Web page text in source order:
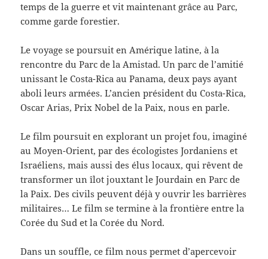
temps de la guerre et vit maintenant grâce au Parc,
comme garde forestier.
Le voyage se poursuit en Amérique latine, à la
rencontre du Parc de la Amistad. Un parc de l’amitié
unissant le Costa-Rica au Panama, deux pays ayant
aboli leurs armées. L’ancien président du Costa-Rica,
Oscar Arias, Prix Nobel de la Paix, nous en parle.
Le film poursuit en explorant un projet fou, imaginé
au Moyen-Orient, par des écologistes Jordaniens et
Israéliens, mais aussi des élus locaux, qui rêvent de
transformer un îlot jouxtant le Jourdain en Parc de
la Paix. Des civils peuvent déjà y ouvrir les barrières
militaires… Le film se termine à la frontière entre la
Corée du Sud et la Corée du Nord.
Dans un souffle, ce film nous permet d’apercevoir